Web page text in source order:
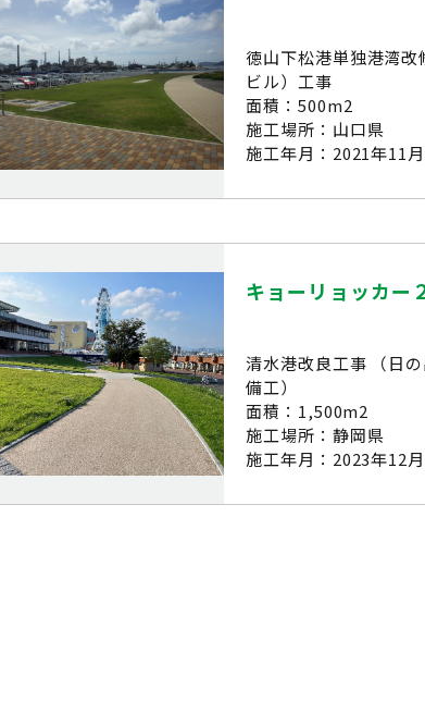
徳山下松港単独港湾改
ビル）工事
面積：500m2
施工場所：山口県
施工年月：2021年11月
キョーリョッカー
清水港改良工事 （日
備工）
面積：1,500m2
施工場所：静岡県
施工年月：2023年12月